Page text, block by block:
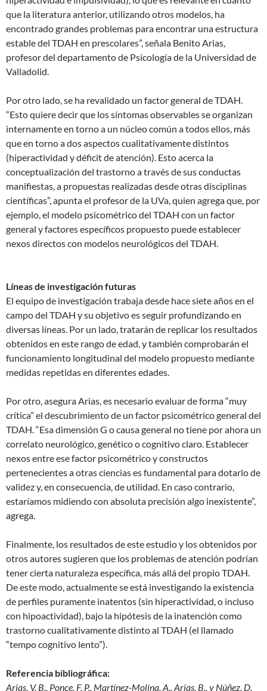
que la literatura anterior, utilizando otros modelos, ha
encontrado grandes problemas para encontrar una estructura
estable del TDAH en prescolares”, señala Benito Arias,
profesor del departamento de Psicología de la Universidad de
Valladolid.
Por otro lado, se ha revalidado un factor general de TDAH.
“Esto quiere decir que los síntomas observables se organizan
internamente en torno a un núcleo común a todos ellos, más
que en torno a dos aspectos cualitativamente distintos
(hiperactividad y déficit de atención). Esto acerca la
conceptualización del trastorno a través de sus conductas
manifiestas, a propuestas realizadas desde otras disciplinas
científicas”, apunta el profesor de la UVa, quien agrega que, por
ejemplo, el modelo psicométrico del TDAH con un factor
general y factores específicos propuesto puede establecer
nexos directos con modelos neurológicos del TDAH.
Líneas de investigación futuras
El equipo de investigación trabaja desde hace siete años en el
campo del TDAH y su objetivo es seguir profundizando en
diversas líneas. Por un lado, tratarán de replicar los resultados
obtenidos en este rango de edad, y también comprobarán el
funcionamiento longitudinal del modelo propuesto mediante
medidas repetidas en diferentes edades.
Por otro, asegura Arias, es necesario evaluar de forma “muy
crítica” el descubrimiento de un factor psicométrico general del
TDAH. “Esa dimensión G o causa general no tiene por ahora un
correlato neurológico, genético o cognitivo claro. Establecer
nexos entre ese factor psicométrico y constructos
pertenecientes a otras ciencias es fundamental para dotarlo de
validez y, en consecuencia, de utilidad. En caso contrario,
estaríamos midiendo con absoluta precisión algo inexistente”,
agrega.
Finalmente, los resultados de este estudio y los obtenidos por
otros autores sugieren que los problemas de atención podrían
tener cierta naturaleza específica, más allá del propio TDAH.
De este modo, actualmente se está investigando la existencia
de perfiles puramente inatentos (sin hiperactividad, o incluso
con hipoactividad), bajo la hipótesis de la inatención como
trastorno cualitativamente distinto al TDAH (el llamado
“tempo cognitivo lento”).
Referencia bibliográfica:
Arias, V. B., Ponce, F. P., Martínez-Molina, A., Arias, B., y Núñez, D.